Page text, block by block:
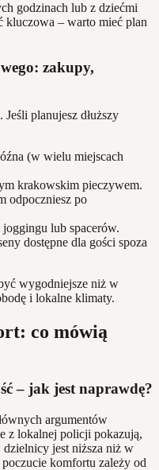
godzinach lub z dziećmi
kluczowa – warto mieć plan
zakupy,
planujesz dłuższy
(w wielu miejscach
krakowskim pieczywem.
odpoczniesz po
lub spacerów.
dostępne dla gości spoza
wygodniejsze niż w
i lokalne klimaty.
co mówią
– jak jest naprawdę?
argumentów
z lokalnej policji pokazują,
jest niższa niż w
komfortu zależy od